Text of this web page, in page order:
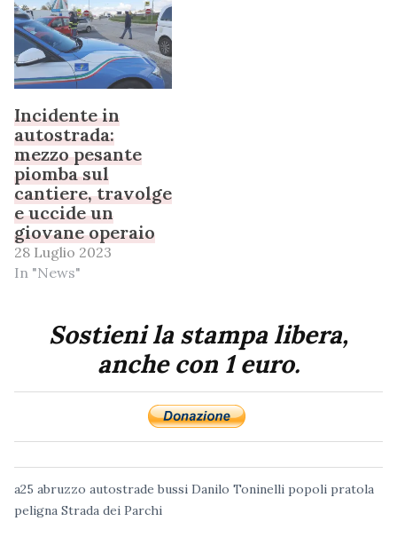
Incidente in
autostrada:
mezzo pesante
piomba sul
cantiere, travolge
e uccide un
giovane operaio
28 Luglio 2023
In "News"
Sostieni la stampa libera,
anche con 1 euro.
a25 abruzzo autostrade bussi Danilo Toninelli popoli pratola
peligna Strada dei Parchi